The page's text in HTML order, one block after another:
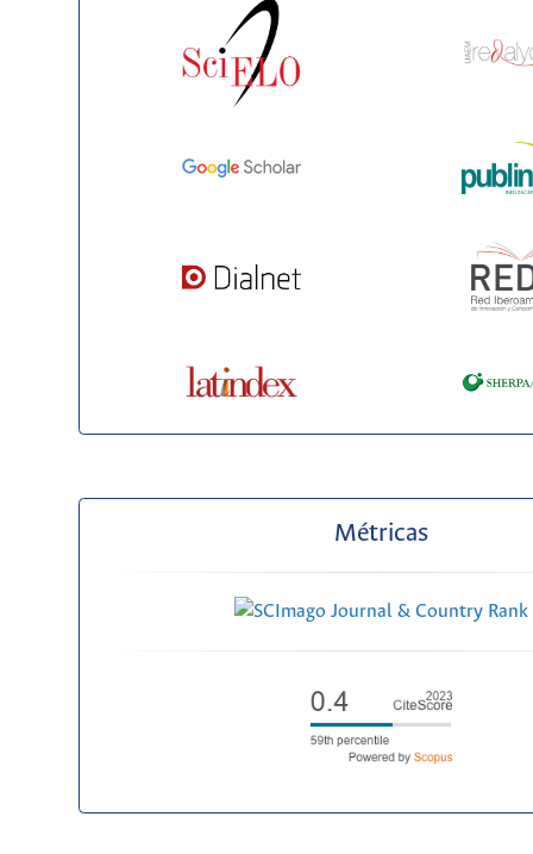
Métricas